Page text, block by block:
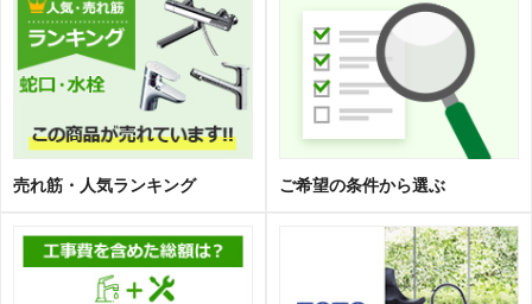
売れ筋・人気ランキング ご希望の条件から選ぶ